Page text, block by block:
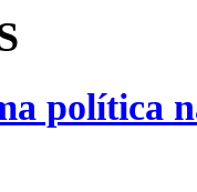
política